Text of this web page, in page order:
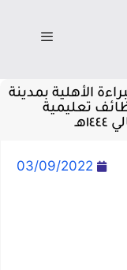
الأهلية بمدينة
تعليمية
03/09/2022